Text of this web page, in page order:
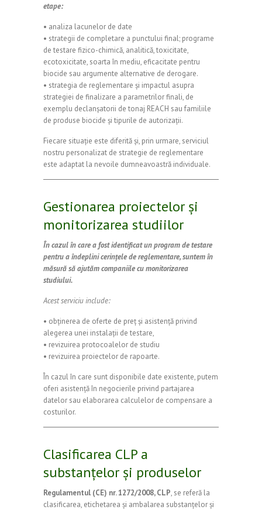
etape:
• analiza lacunelor de date
• strategii de completare a punctului final; programe
de testare fizico-chimică, analitică, toxicitate,
ecotoxicitate, soarta în mediu, eficacitate pentru
biocide sau argumente alternative de derogare.
• strategia de reglementare și impactul asupra
strategiei de finalizare a parametrilor finali, de
exemplu declanșatorii de tonaj REACH sau familiile
de produse biocide și tipurile de autorizații.
Fiecare situație este diferită și, prin urmare, serviciul
nostru personalizat de strategie de reglementare
este adaptat la nevoile dumneavoastră individuale.
Gestionarea proiectelor și
monitorizarea studiilor
În cazul în care a fost identificat un program de testare
pentru a îndeplini cerințele de reglementare, suntem în
măsură să ajutăm companiile cu monitorizarea
studiului.
Acest serviciu include:
• obținerea de oferte de preț și asistență privind
alegerea unei instalații de testare,
• revizuirea protocoalelor de studiu
• revizuirea proiectelor de rapoarte.
În cazul în care sunt disponibile date existente, putem
oferi asistență în negocierile privind partajarea
datelor sau elaborarea calculelor de compensare a
costurilor.
Clasificarea CLP a
substanțelor și produselor
Regulamentul (CE) nr. 1272/2008, CLP, se referă la
clasificarea, etichetarea și ambalarea substanțelor și